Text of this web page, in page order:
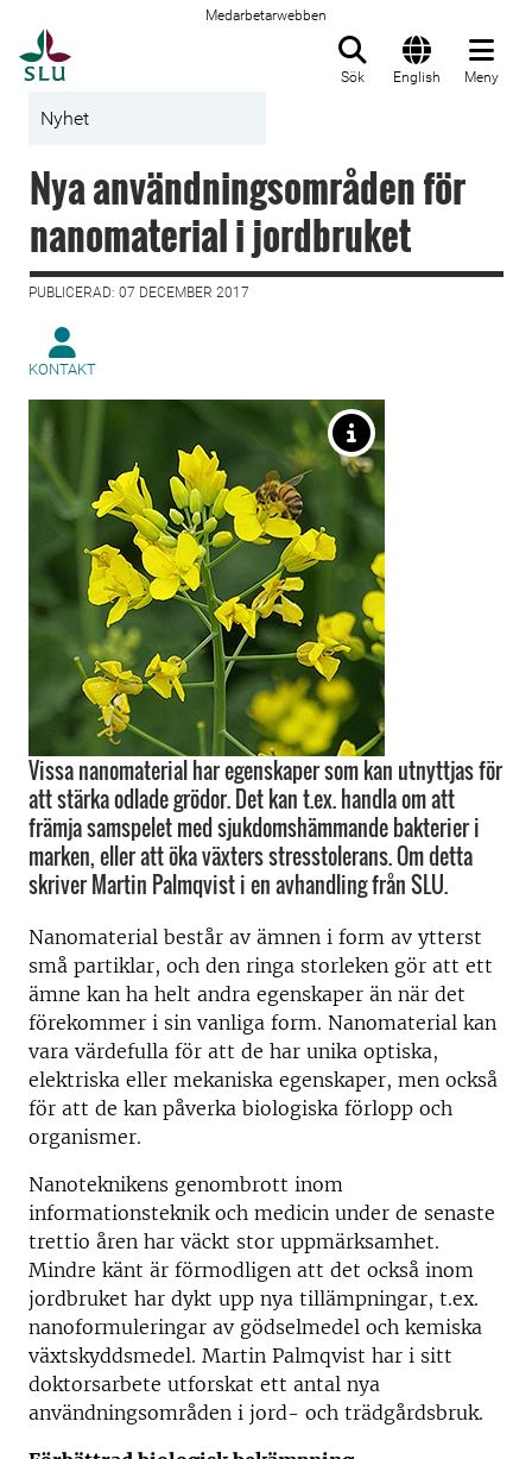
Medarbetarwebben
Sök English Meny
Nyhet
Nya användningsområden för
nanomaterial i jordbruket
PUBLICERAD: 07 DECEMBER 2017
KONTAKT
Vissa nanomaterial har egenskaper som kan utnyttjas för
att stärka odlade grödor. Det kan t.ex. handla om att
främja samspelet med sjukdomshämmande bakterier i
marken, eller att öka växters stresstolerans. Om detta
skriver Martin Palmqvist i en avhandling från SLU.
Nanomaterial består av ämnen i form av ytterst
små partiklar, och den ringa storleken gör att ett
ämne kan ha helt andra egenskaper än när det
förekommer i sin vanliga form. Nanomaterial kan
vara värdefulla för att de har unika optiska,
elektriska eller mekaniska egenskaper, men också
för att de kan påverka biologiska förlopp och
organismer.
Nanoteknikens genombrott inom
informationsteknik och medicin under de senaste
trettio åren har väckt stor uppmärksamhet.
Mindre känt är förmodligen att det också inom
jordbruket har dykt upp nya tillämpningar, t.ex.
nanoformuleringar av gödselmedel och kemiska
växtskyddsmedel. Martin Palmqvist har i sitt
doktorsarbete utforskat ett antal nya
användningsområden i jord- och trädgårdsbruk.